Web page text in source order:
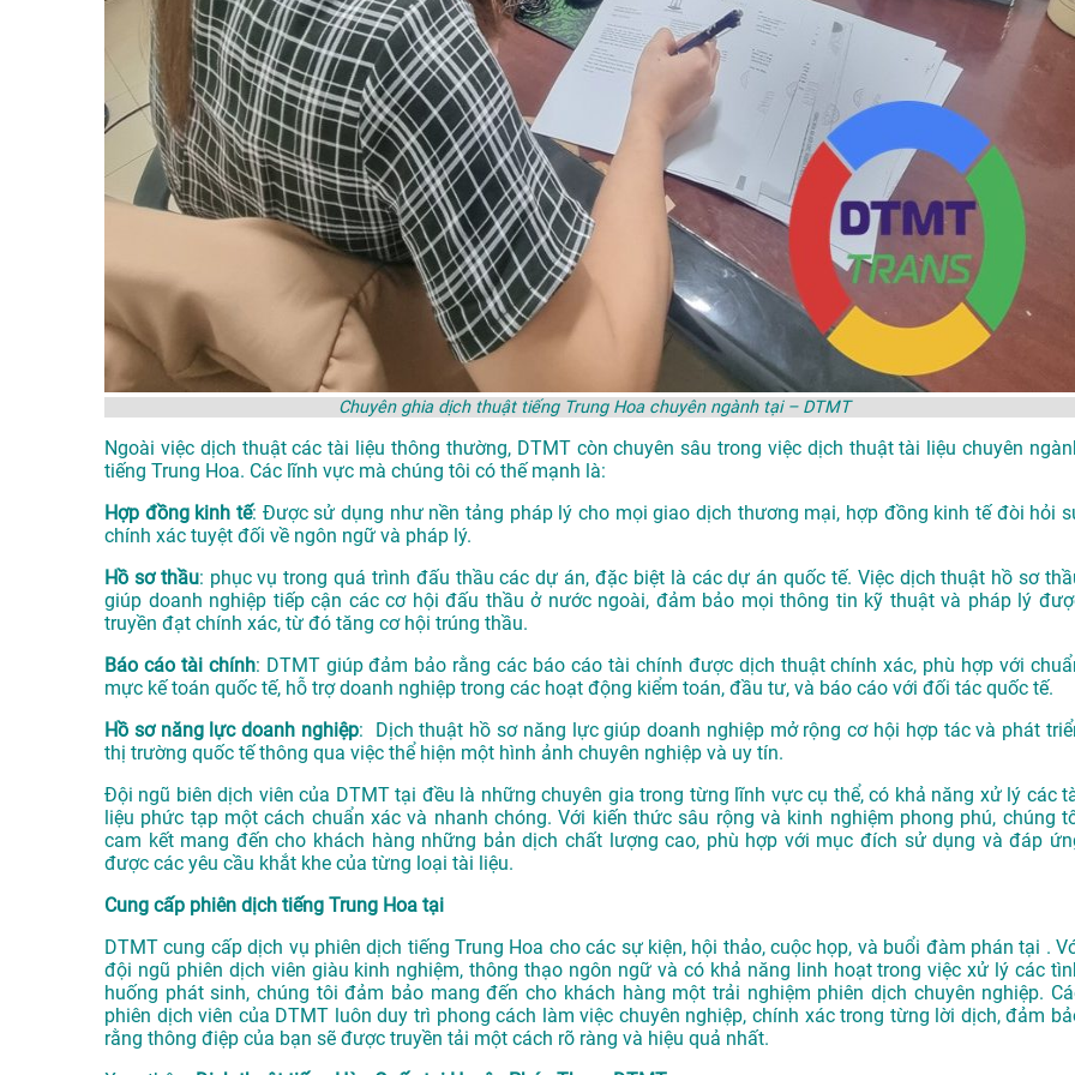
Chuyên ghia dịch thuật tiếng Trung Hoa chuyên ngành tại – DTMT
Ngoài việc dịch thuật các tài liệu thông thường, DTMT còn chuyên sâu trong việc dịch thuật tài liệu chuyên
tiếng Trung Hoa. Các lĩnh vực mà chúng tôi có thế mạnh là:
Hợp đồng kinh tế: Được sử dụng như nền tảng pháp lý cho mọi giao dịch thương mại, hợp đồng kinh tế đòi hỏi
chính xác tuyệt đối về ngôn ngữ và pháp lý.
Hồ sơ thầu: phục vụ trong quá trình đấu thầu các dự án, đặc biệt là các dự án quốc tế. Việc dịch thuật hồ sơ
giúp doanh nghiệp tiếp cận các cơ hội đấu thầu ở nước ngoài, đảm bảo mọi thông tin kỹ thuật và pháp lý
truyền đạt chính xác, từ đó tăng cơ hội trúng thầu.
Báo cáo tài chính: DTMT giúp đảm bảo rằng các báo cáo tài chính được dịch thuật chính xác, phù hợp với
mực kế toán quốc tế, hỗ trợ doanh nghiệp trong các hoạt động kiểm toán, đầu tư, và báo cáo với đối tác quốc tế.
Hồ sơ năng lực doanh nghiệp: Dịch thuật hồ sơ năng lực giúp doanh nghiệp mở rộng cơ hội hợp tác và phát
thị trường quốc tế thông qua việc thể hiện một hình ảnh chuyên nghiệp và uy tín.
Đội ngũ biên dịch viên của DTMT tại đều là những chuyên gia trong từng lĩnh vực cụ thể, có khả năng xử lý các
liệu phức tạp một cách chuẩn xác và nhanh chóng. Với kiến thức sâu rộng và kinh nghiệm phong phú, chúng
cam kết mang đến cho khách hàng những bản dịch chất lượng cao, phù hợp với mục đích sử dụng và đáp
được các yêu cầu khắt khe của từng loại tài liệu.
Cung cấp phiên dịch tiếng Trung Hoa tại
DTMT cung cấp dịch vụ phiên dịch tiếng Trung Hoa cho các sự kiện, hội thảo, cuộc họp, và buổi đàm phán tại .
đội ngũ phiên dịch viên giàu kinh nghiệm, thông thạo ngôn ngữ và có khả năng linh hoạt trong việc xử lý các
huống phát sinh, chúng tôi đảm bảo mang đến cho khách hàng một trải nghiệm phiên dịch chuyên nghiệp.
phiên dịch viên của DTMT luôn duy trì phong cách làm việc chuyên nghiệp, chính xác trong từng lời dịch, đảm
rằng thông điệp của bạn sẽ được truyền tải một cách rõ ràng và hiệu quả nhất.